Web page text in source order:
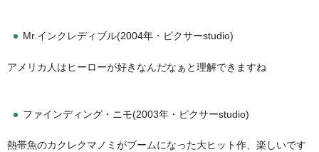
Mr.インクレディブル(2004年・ピクサーstudio)
アメリカ人はヒーローが好きなんだなぁと理解できますね
ファインディング・ニモ(2003年・ピクサーstudio)
熱帯魚のカクレクマノミがブームになった大ヒット作、楽しいです